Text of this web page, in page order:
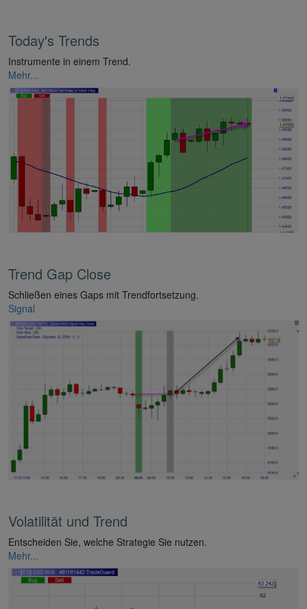
Today's Trends
Instrumente in einem Trend.
Mehr...
Trend Gap Close
Schließen eines Gaps mit Trendfortsetzung.
Signal
Volatilität und Trend
Entscheiden Sie, welche Strategie Sie nutzen.
Mehr...